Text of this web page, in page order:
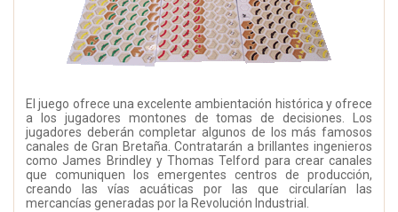
El juego ofrece una excelente ambientación histórica y ofrece
a los jugadores montones de tomas de decisiones. Los
jugadores deberán completar algunos de los más famosos
canales de Gran Bretaña. Contratarán a brillantes ingenieros
como James Brindley y Thomas Telford para crear canales
que comuniquen los emergentes centros de producción,
creando las vías acuáticas por las que circularían las
mercancías generadas por la Revolución Industrial.